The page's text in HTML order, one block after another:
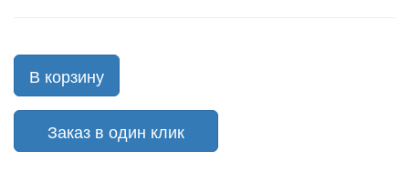
В корзину
Заказ в один клик